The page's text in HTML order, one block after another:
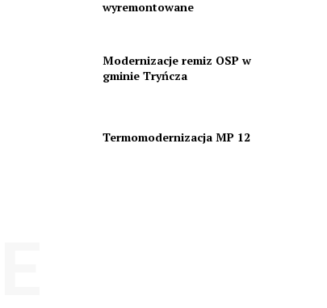
wyremontowane
Modernizacje remiz OSP w
gminie Tryńcza
Termomodernizacja MP 12